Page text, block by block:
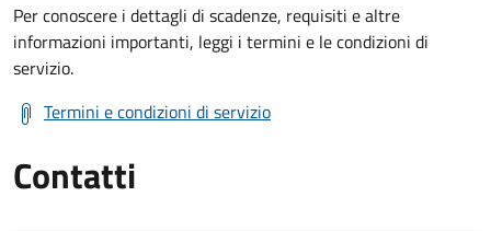
Per conoscere i dettagli di scadenze, requisiti e altre
informazioni importanti, leggi i termini e le condizioni di
servizio.
Termini e condizioni di servizio
Contatti